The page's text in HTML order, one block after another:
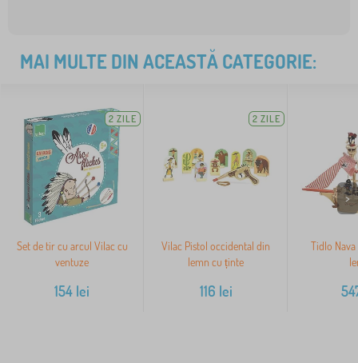
MAI MULTE DIN ACEASTĂ CATEGORIE:
2 ZILE
Set de tir cu arcul Vilac cu
ventuze
154 lei
2 ZILE
Vilac Pistol occidental din
lemn cu ținte
116 lei
Tidlo
>